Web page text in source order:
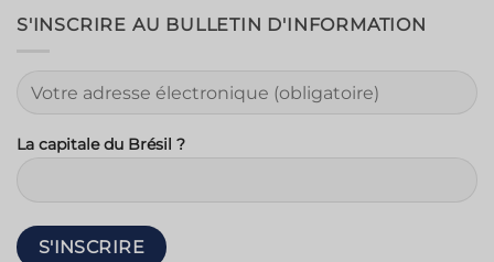
S'INSCRIRE AU BULLETIN D'INFORMATION
La capitale du Brésil ?